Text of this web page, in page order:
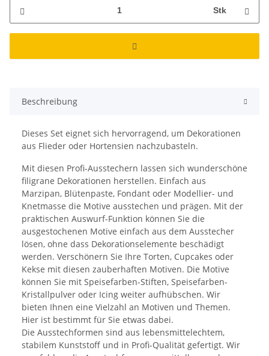
Stk
Beschreibung
Dieses Set eignet sich hervorragend, um Dekorationen
aus Flieder oder Hortensien nachzubasteln.
Mit diesen Profi-Ausstechern lassen sich wunderschöne
filigrane Dekorationen herstellen. Einfach aus
Marzipan, Blütenpaste, Fondant oder Modellier- und
Knetmasse die Motive ausstechen und prägen. Mit der
praktischen Auswurf-Funktion können Sie die
ausgestochenen Motive einfach aus dem Ausstecher
lösen, ohne dass Dekorationselemente beschädigt
werden. Verschönern Sie Ihre Torten, Cupcakes oder
Kekse mit diesen zauberhaften Motiven. Die Motive
können Sie mit Speisefarben-Stiften, Speisefarben-
Kristallpulver oder Icing weiter aufhübschen. Wir
bieten Ihnen eine Vielzahl an Motiven und Themen.
Hier ist bestimmt für Sie etwas dabei.
Die Ausstechformen sind aus lebensmittelechtem,
stabilem Kunststoff und in Profi-Qualität gefertigt. Wir